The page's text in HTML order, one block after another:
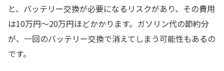
と、バッテリー交換が必要になるリスクがあり、その費用
は10万円〜20万円ほどかかります。ガソリン代の節約分
が、一回のバッテリー交換で消えてしまう可能性もあるの
です。